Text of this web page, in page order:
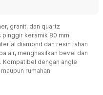
granit, dan quartz
pinggir keramik 80 mm.
diamond dan resin tahan
air, menghasilkan bevel dan
dengan angle
rumahan.